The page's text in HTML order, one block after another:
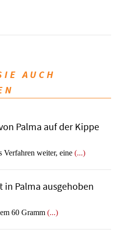
AUCH
Palma auf der Kippe
Verfahren weiter, eine (...)
Palma ausgehoben
60 Gramm (...)